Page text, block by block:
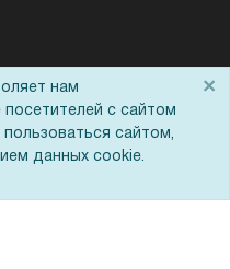
нам
с сайтом
сайтом,
данных cookie.
×